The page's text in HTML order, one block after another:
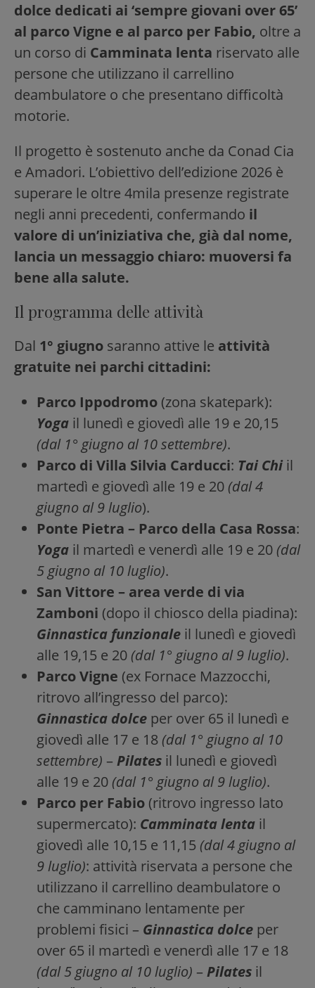
dolce dedicati ai ‘sempre giovani over 65’
al parco Vigne e al parco per Fabio, oltre a
un corso di Camminata lenta riservato alle
persone che utilizzano il carrellino
deambulatore o che presentano difficoltà
motorie.
Il progetto è sostenuto anche da Conad Cia
e Amadori. L’obiettivo dell’edizione 2026 è
superare le oltre 4mila presenze registrate
negli anni precedenti, confermando il
valore di un’iniziativa che, già dal nome,
lancia un messaggio chiaro: muoversi fa
bene alla salute.
Il programma delle attività
Dal 1° giugno saranno attive le attività
gratuite nei parchi cittadini:
Parco Ippodromo (zona skatepark):
Yoga il lunedì e giovedì alle 19 e 20,15
(dal 1° giugno al 10 settembre).
Parco di Villa Silvia Carducci: Tai Chiil
martedì e giovedì alle 19 e 20 (dal 4
giugno al 9 luglio).
Ponte Pietra – Parco della Casa Rossa:
Yoga il martedì e venerdì alle 19 e 20 (dal
5 giugno al 10 luglio).
San Vittore – area verde di via
Zamboni (dopo il chiosco della piadina):
Ginnastica funzionale il lunedì e giovedì
alle 19,15 e 20 (dal 1° giugno al 9 luglio).
Parco Vigne (ex Fornace Mazzocchi,
ritrovo all’ingresso del parco):
Ginnastica dolce per over 65 il lunedì e
giovedì alle 17 e 18 (dal 1° giugno al 10
settembre) – Pilates il lunedì e giovedì
alle 19 e 20 (dal 1° giugno al 9 luglio).
Parco per Fabio (ritrovo ingresso lato
supermercato): Camminata lenta il
giovedì alle 10,15 e 11,15 (dal 4 giugno al
9 luglio): attività riservata a persone che
utilizzano il carrellino deambulatore o
che camminano lentamente per
problemi fisici – Ginnastica dolce per
over 65 il martedì e venerdì alle 17 e 18
(dal 5 giugno al 10 luglio) – Pilates il